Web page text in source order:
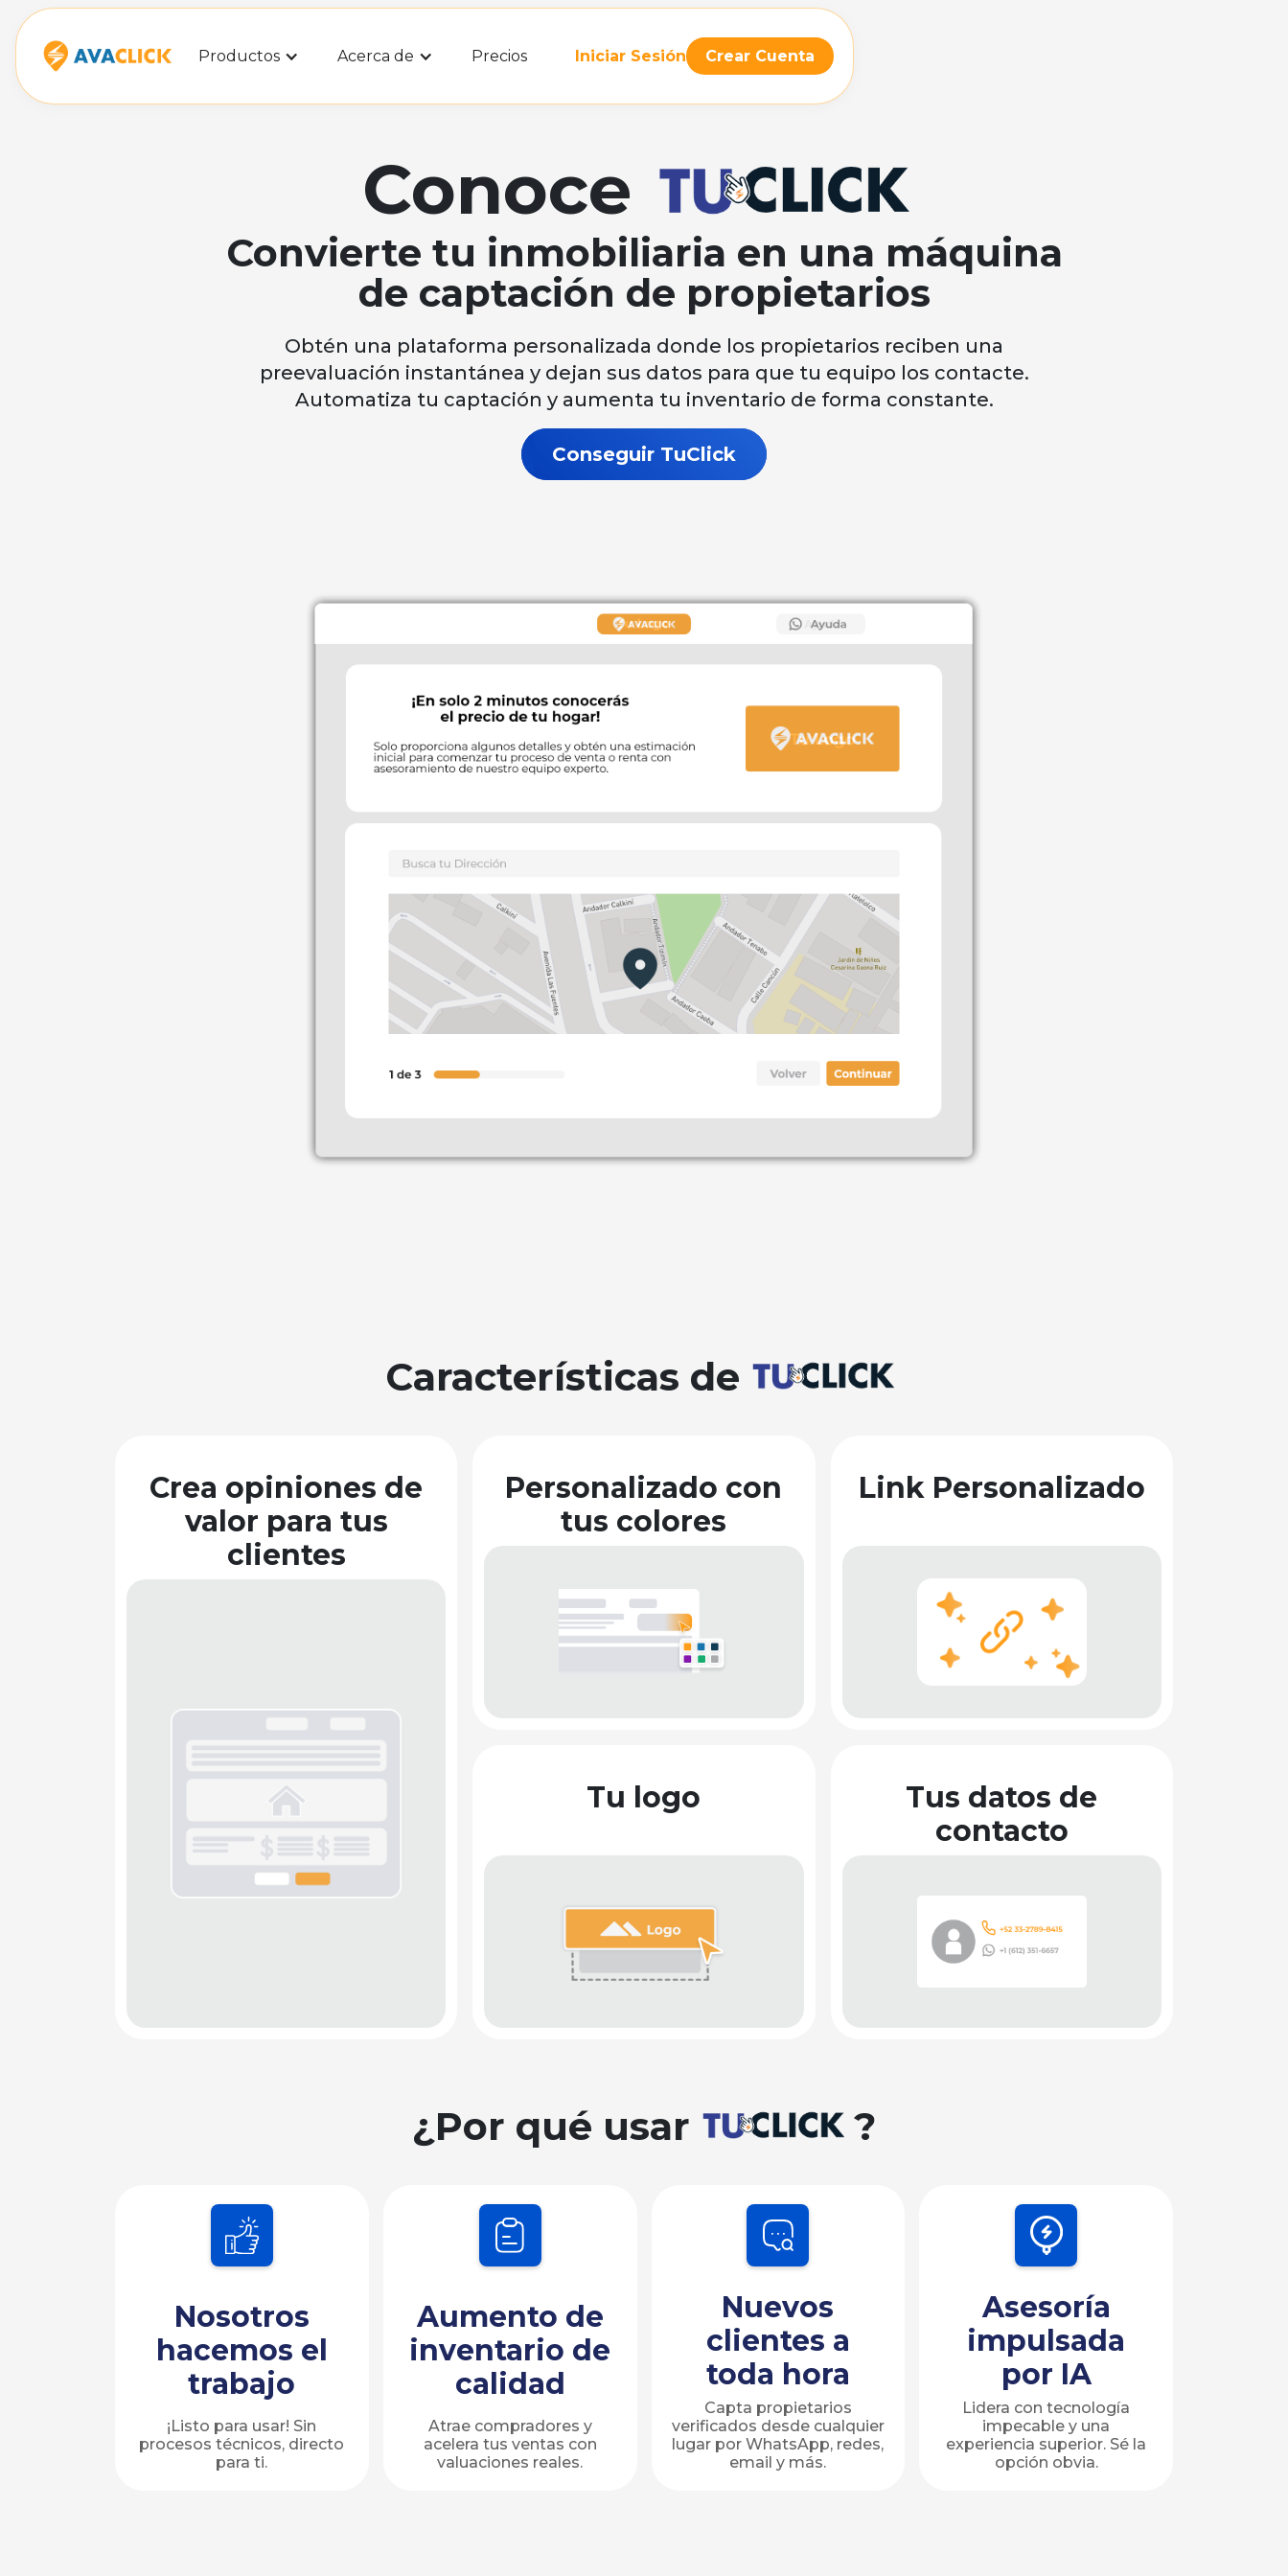
Productos Acerca de Precios Iniciar Sesión Crear Cuenta
Conoce
Convierte tu inmobiliaria en una máquina
de captación de propietarios
Obtén una plataforma personalizada donde los propietarios reciben una
preevaluación instantánea y dejan sus datos para que tu equipo los contacte.
Automatiza tu captación y aumenta tu inventario de forma constante.
Conseguir TuClick
Características de
Crea opiniones de
valor para tus
clientes
Personalizado con
tus colores
Link Personalizado
Tu logo
Tus datos de
contacto
¿Por qué usar ?
Nosotros
hacemos el
trabajo
¡Listo para usar! Sin
procesos técnicos, directo
para ti.
Aumento de
inventario de
calidad
Atrae compradores y
acelera tus ventas con
valuaciones reales.
Nuevos
clientes a
toda hora
Capta propietarios
verificados desde cualquier
lugar por WhatsApp, redes,
email y más.
Asesoría
impulsada
por IA
Lidera con tecnología
impecable y una
experiencia superior. Sé la
opción obvia.